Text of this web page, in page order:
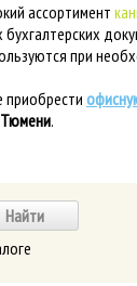
ассортимент
бухгалтерских
при
Тюмени.